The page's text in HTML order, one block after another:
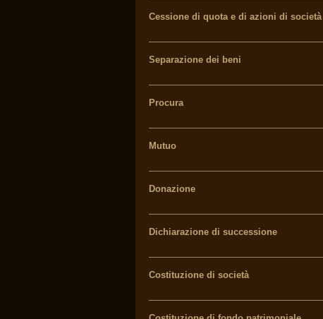
Cessione di quota e di azioni di società
Separazione dei beni
Procura
Mutuo
Donazione
Dichiarazione di successione
Costituzione di società